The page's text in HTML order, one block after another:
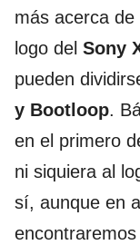
más acerca de
logo del Sony
pueden
y Bootloop.
en el primero
ni siquiera al
sí, aunque en